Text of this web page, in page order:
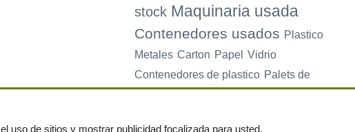
stock Maquinaria usada
Contenedores usados Plastico
Metales Carton Papel Vidrio
Contenedores de plastico Palets de
uso de sitios y mostrar publicidad focalizada para usted.